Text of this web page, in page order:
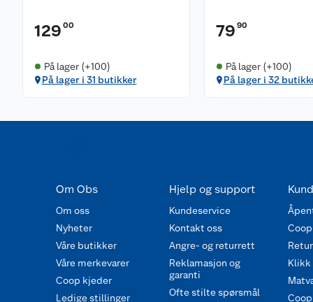
129 00
På lager (+100)
På lager i 31 butikker
79 90
På lager (+100)
På lager i 32
Om Obs
Om oss
Nyheter
Våre butikker
Våre merkevarer
Coop kjeder
Ledige stillinger
Hjelp og support
Kundeservice
Kontakt oss
Angre- og returrett
Reklamasjon og
garanti
Ofte stilte spørsmål
Klikk